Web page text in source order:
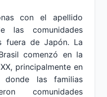
con el apellido
las comunidades
fuera de Japón. La
comenzó en la
principalmente en
las familias
comunidades